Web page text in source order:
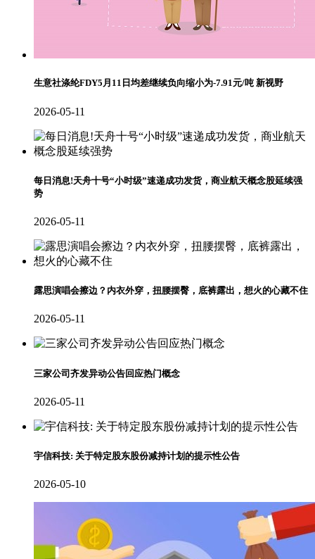
生意社涤纶FDY5月11日均差继续负向缩小为-7.91元/吨 新视野
2026-05-11
每日消息!天舟十号“小时级”速递成功发货，商业航天概念股延续强
势
2026-05-11
露思演唱会擦边？内衣外穿，扭腰摆臀，底裤露出，想火的心藏不住
2026-05-11
三家公司齐发异动公告回应热门概念
2026-05-11
宇信科技: 关于特定股东股份减持计划的提示性公告
2026-05-10